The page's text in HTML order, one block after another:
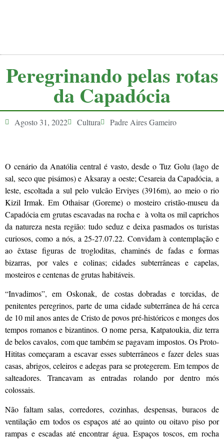
Peregrinando pelas rotas
da Capadócia
Agosto 31, 2022 Cultura Padre Aires Gameiro
O cenário da Anatólia central é vasto, desde o Tuz Golu (lago de
sal, seco que pisámos) e Aksaray a oeste; Cesareia da Capadócia, a
leste, escoltada a sul pelo vulcão Erviyes (3916m), ao meio o rio
Kizil Irmak. Em Othaisar (Goreme) o mosteiro cristão-museu da
Capadócia em grutas escavadas na rocha e à volta os mil caprichos
da natureza nesta região: tudo seduz e deixa pasmados os turistas
curiosos, como a nós, a 25-27.07.22. Convidam à contemplação e
ao êxtase figuras de trogloditas, chaminés de fadas e formas
bizarras, por vales e colinas; cidades subterrâneas e capelas,
mosteiros e centenas de grutas habitáveis.
“Invadimos”, em Oskonak, de costas dobradas e torcidas, de
penitentes peregrinos, parte de uma cidade subterrânea de há cerca
de 10 mil anos antes de Cristo de povos pré-históricos e monges dos
tempos romanos e bizantinos. O nome persa, Katpatoukia, diz terra
de belos cavalos, com que também se pagavam impostos. Os Proto-
Hititas começaram a escavar esses subterrâneos e fazer deles suas
casas, abrigos, celeiros e adegas para se protegerem. Em tempos de
salteadores. Trancavam as entradas rolando por dentro mós
colossais.
Não faltam salas, corredores, cozinhas, despensas, buracos de
ventilação em todos os espaços até ao quinto ou oitavo piso por
rampas e escadas até encontrar água. Espaços toscos, em rocha